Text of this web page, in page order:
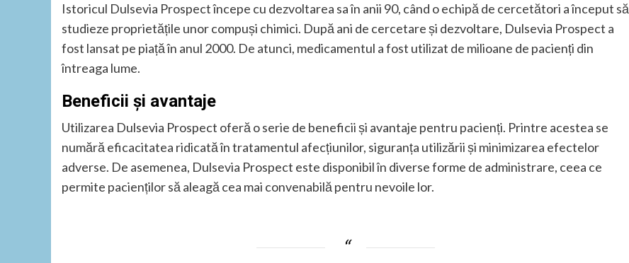
Istoricul Dulsevia Prospect începe cu dezvoltarea sa în anii 90, când o echipă de cercetători a început să
studieze proprietățile unor compuși chimici. După ani de cercetare și dezvoltare, Dulsevia Prospect a
fost lansat pe piață în anul 2000. De atunci, medicamentul a fost utilizat de milioane de pacienți din
întreaga lume.
Beneficii și avantaje
Utilizarea Dulsevia Prospect oferă o serie de beneficii și avantaje pentru pacienți. Printre acestea se
numără eficacitatea ridicată în tratamentul afecțiunilor, siguranța utilizării și minimizarea efectelor
adverse. De asemenea, Dulsevia Prospect este disponibil în diverse forme de administrare, ceea ce
permite pacienților să aleagă cea mai convenabilă pentru nevoile lor.